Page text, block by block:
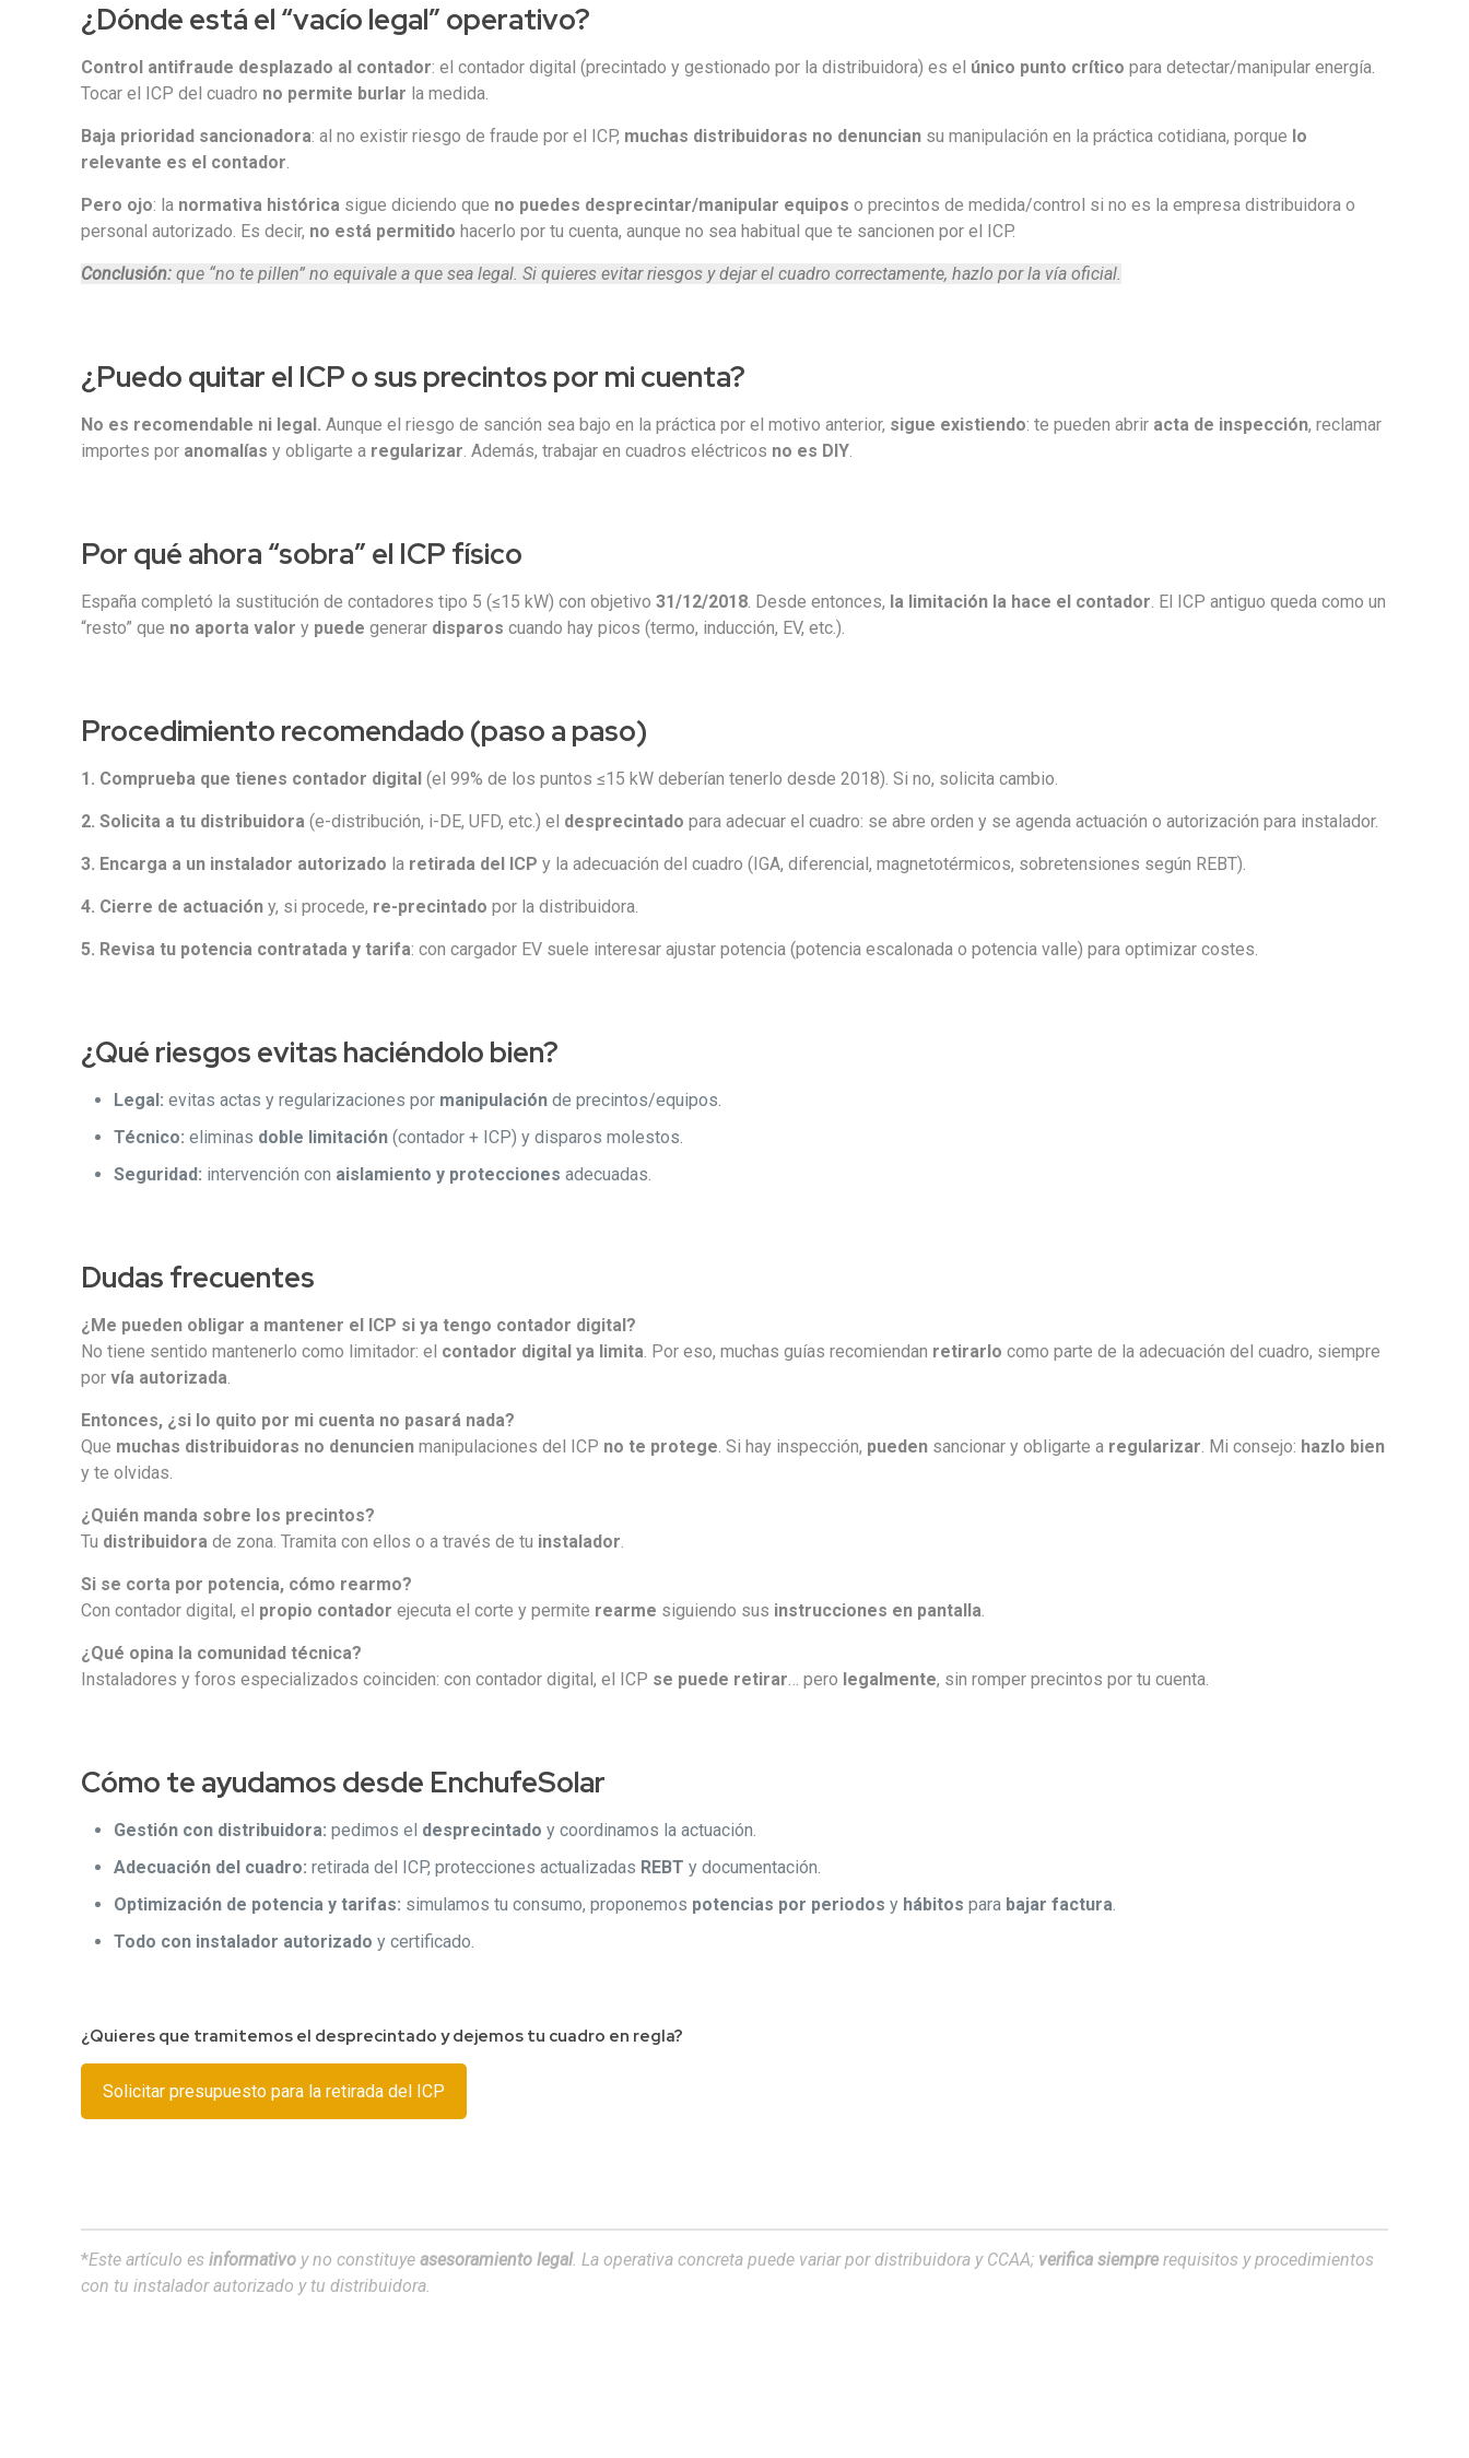
¿Dónde está el “vacío legal” operativo?
Control antifraude desplazado al contador: el contador digital (precintado y gestionado por la distribuidora) es el único punto crítico para detectar/manipular energía.
Tocar el ICP del cuadro no permite burlar la medida.
Baja prioridad sancionadora: al no existir riesgo de fraude por el ICP, muchas distribuidoras no denuncian su manipulación en la práctica cotidiana, porque lo
relevante es el contador.
Pero ojo: la normativa histórica sigue diciendo que no puedes desprecintar/manipular equipos o precintos de medida/control si no es la empresa distribuidora o
personal autorizado. Es decir, no está permitido hacerlo por tu cuenta, aunque no sea habitual que te sancionen por el ICP.
Conclusión: que “no te pillen” no equivale a que sea legal. Si quieres evitar riesgos y dejar el cuadro correctamente, hazlo por la vía oficial.
¿Puedo quitar el ICP o sus precintos por mi cuenta?
No es recomendable ni legal. Aunque el riesgo de sanción sea bajo en la práctica por el motivo anterior, sigue existiendo: te pueden abrir acta de inspección, reclamar
importes por anomalías y obligarte a regularizar. Además, trabajar en cuadros eléctricos no es DIY.
Por qué ahora “sobra” el ICP físico
España completó la sustitución de contadores tipo 5 (≤15 kW) con objetivo31/12/2018. Desde entonces, la limitación la hace el contador. El ICP antiguo queda como un
“resto” que no aporta valor y puede generar disparos cuando hay picos (termo, inducción, EV, etc.).
Procedimiento recomendado (paso a paso)
1. Comprueba que tienes contador digital (el 99% de los puntos ≤15 kW deberían tenerlo desde 2018). Si no, solicita cambio.
2. Solicita a tu distribuidora (e-distribución, i-DE, UFD, etc.) el desprecintado para adecuar el cuadro: se abre orden y se agenda actuación o autorización para instalador.
3. Encarga a un instalador autorizado la retirada del ICP y la adecuación del cuadro (IGA, diferencial, magnetotérmicos, sobretensiones según REBT).
4. Cierre de actuación y, si procede, re-precintado por la distribuidora.
5. Revisa tu potencia contratada y tarifa: con cargador EV suele interesar ajustar potencia (potencia escalonada o potencia valle) para optimizar costes.
¿Qué riesgos evitas haciéndolo bien?
Legal: evitas actas y regularizaciones por manipulación de precintos/equipos.
Técnico: eliminas doble limitación (contador + ICP) y disparos molestos.
Seguridad: intervención con aislamiento y protecciones adecuadas.
Dudas frecuentes
¿Me pueden obligar a mantener el ICP si ya tengo contador digital?
No tiene sentido mantenerlo como limitador: el contador digital ya limita. Por eso, muchas guías recomiendan retirarlo como parte de la adecuación del cuadro, siempre
porvía autorizada.
Entonces, ¿si lo quito por mi cuenta no pasará nada?
Que muchas distribuidoras no denuncien manipulaciones del ICP no te protege. Si hay inspección, pueden sancionar y obligarte a regularizar. Mi consejo: hazlo bien
y te olvidas.
¿Quién manda sobre los precintos?
Tu distribuidora de zona. Tramita con ellos o a través de tu instalador.
Si se corta por potencia, cómo rearmo?
Con contador digital, el propio contador ejecuta el corte y permite rearme siguiendo sus instrucciones en pantalla.
¿Qué opina la comunidad técnica?
Instaladores y foros especializados coinciden: con contador digital, el ICP se puede retirar… pero legalmente, sin romper precintos por tu cuenta.
Cómo te ayudamos desde EnchufeSolar
Gestión con distribuidora: pedimos el desprecintado y coordinamos la actuación.
Adecuación del cuadro: retirada del ICP, protecciones actualizadas REBT y documentación.
Optimización de potencia y tarifas: simulamos tu consumo, proponemos potencias por periodos y hábitos para bajar factura.
Todo con instalador autorizado y certificado.
¿Quieres que tramitemos el desprecintado y dejemos tu cuadro en regla?
Solicitar presupuesto para la retirada del ICP
*Este artículo esinformativo y no constituyeasesoramiento legal. La operativa concreta puede variar por distribuidora y CCAA; verifica siempre requisitos y procedimientos
con tu instalador autorizado y tu distribuidora.